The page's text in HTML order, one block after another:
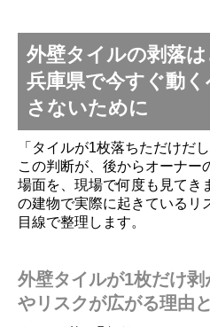
外壁タイルの剥落
兵庫県で今すぐ動
さないために
「タイルが1枚落ちただけだ
この判断が、後からオーナー
場面を、現場で何度も見てき
の建物で実際に起きているリ
目線で整理します。
外壁タイルが1枚だけ
やリスクが広がる理由